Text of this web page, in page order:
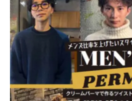
ル情報やTikTok の打ち出し方も習得